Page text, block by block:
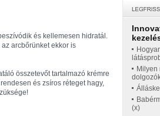
és kellemesen hidratál.
arcbőrünket ekkor is
összetevőt tartalmazó krémre
és zsíros réteget hagy,
Milyen
(x)